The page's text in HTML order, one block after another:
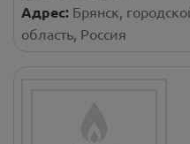
Адрес: Брянск,
область, Россия